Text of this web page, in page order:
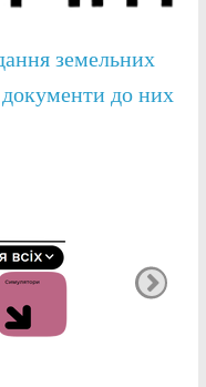
земельних
документи до них